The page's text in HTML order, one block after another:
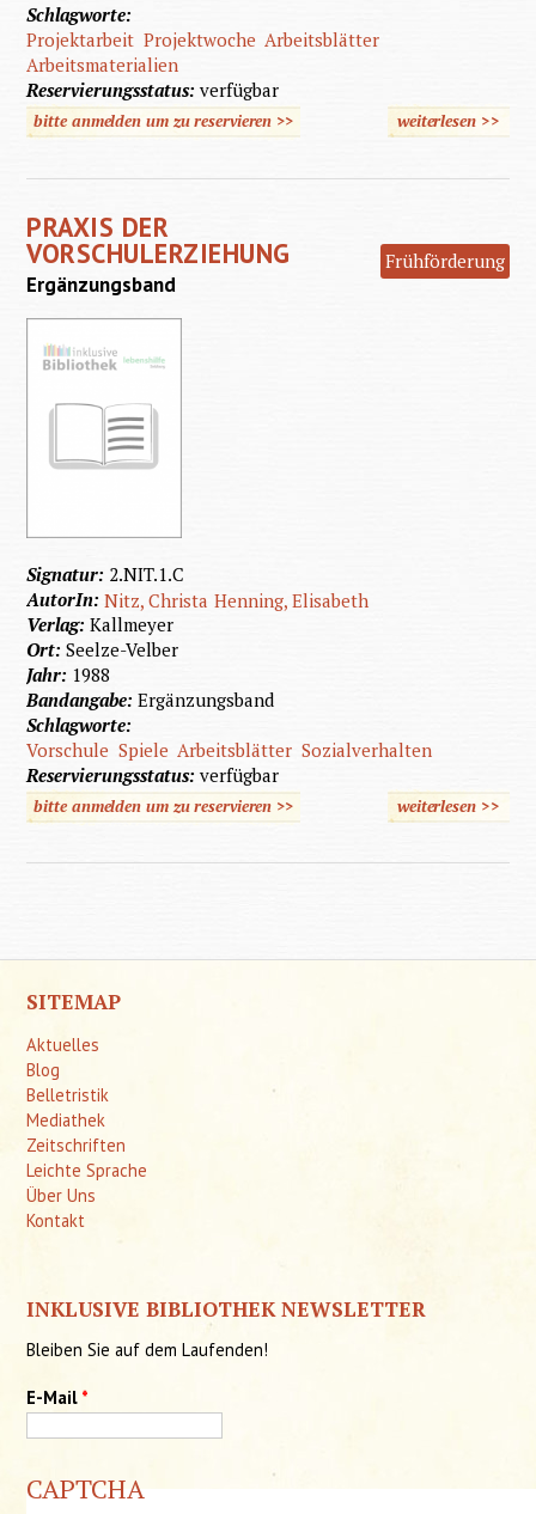
Schlagworte:
Projektarbeit Projektwoche Arbeitsblätter
Arbeitsmaterialien
Reservierungsstatus:verfügbar
bitte anmelden um zu reservieren >> weiterlesen>>
PRAXIS DER
VORSCHULERZIEHUNG Frühförderung
Ergänzungsband
Signatur: 2.NIT.1.C
AutorIn:Nitz, Christa Henning, Elisabeth
Verlag:Kallmeyer
Ort:Seelze-Velber
Jahr: 1988
Bandangabe:Ergänzungsband
Schlagworte:
Vorschule Spiele Arbeitsblätter Sozialverhalten
Reservierungsstatus:verfügbar
bitte anmelden um zu reservieren >> weiterlesen über
>>
SITEMAP
Aktuelles
Blog
Belletristik
Mediathek
Zeitschriften
Leichte Sprache
Über Uns
Kontakt
INKLUSIVE BIBLIOTHEK NEWSLETTER
Bleiben Sie auf dem Laufenden!
E-Mail *
CAPTCHA